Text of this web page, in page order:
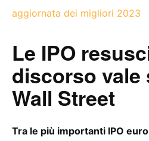
aggiornata dei migliori 2023
Le IPO
discorso vale
Wall Street
Tra le più importanti IPO